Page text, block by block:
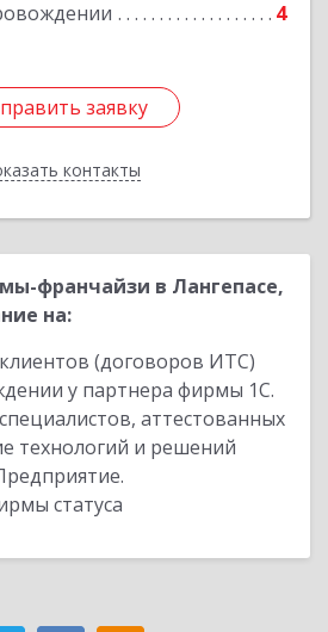
4
заявку
контакты
Подробнее
заявку
Назад
франчайзи в Лангепасе,
на:
(договоров ИТС)
у партнера фирмы 1С.
аттестованных
технологий и решений
статуса